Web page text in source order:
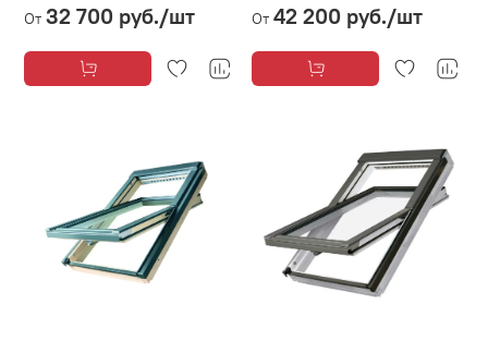
От 32 700 руб./шт От 42 200 руб./шт